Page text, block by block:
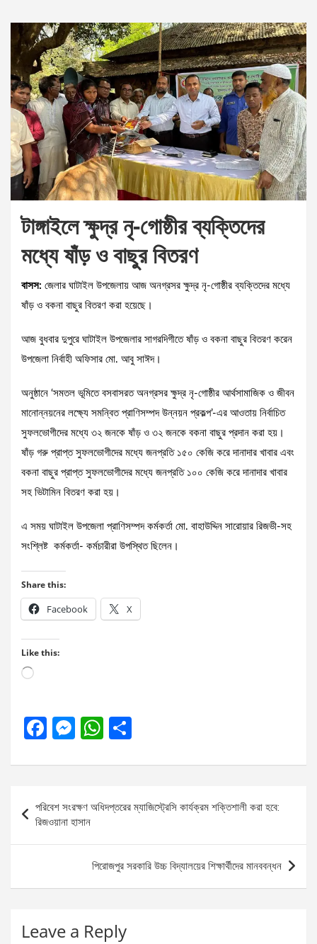
টাঙ্গাইলে ক্ষুদ্র নৃ-গোষ্ঠীর ব্যক্তিদের
মধ্যে ষাঁড় ও বাছুর বিতরণ
বাসস: জেলার ঘাটাইল উপজেলায় আজ অনগ্রসর ক্ষুদ্র নৃ-গোষ্ঠীর ব্যক্তিদের মধ্যে
ষাঁড় ও বকনা বাছুর বিতরণ করা হয়েছে।
আজ বুধবার দুপুরে ঘাটাইল উপজেলার সাগরদিগীতে ষাঁড় ও বকনা বাছুর বিতরণ করেন
উপজেলা নির্বাহী অফিসার মো. আবু সাঈদ।
অনুষ্ঠানে ‘সমতল ভূমিতে বসবাসরত অনগ্রসর ক্ষুদ্র নৃ-গোষ্ঠীর আর্থসামাজিক ও জীবন
মানোন্নয়নের লক্ষ্যে সমন্বিত প্রাণিসম্পদ উন্নয়ন প্রকল্প’-এর আওতায় নির্বাচিত
সুফলভোগীদের মধ্যে ৩২ জনকে ষাঁড় ও ৩২ জনকে বকনা বাছুর প্রদান করা হয়।
ষাঁড় গরু প্রাপ্ত সুফলভোগীদের মধ্যে জনপ্রতি ১৫০ কেজি করে দানাদার খাবার এবং
বকনা বাছুর প্রাপ্ত সুফলভোগীদের মধ্যে জনপ্রতি ১০০ কেজি করে দানাদার খাবার
সহ ভিটামিন বিতরণ করা হয়।
এ সময় ঘাটাইল উপজেলা প্রাণিসম্পদ কর্মকর্তা মো. বাহাউদ্দিন সারোয়ার রিজভী-সহ
সংশ্লিষ্ট কর্মকর্তা- কর্মচারীরা উপস্থিত ছিলেন।
Share this:
Facebook X
Like this:
Loading…
F
ce
o
o
M
se
g
er
W
at
A
p
p
ar
Post
navigation
পরিবেশ সংরক্ষণ অধিদপ্তরের ম্যাজিস্ট্রেসি কার্যক্রম শক্তিশালী করা হবে:
রিজওয়ানা হাসান
পিরোজপুর সরকারি উচ্চ বিদ্যালয়ের শিক্ষার্থীদের মানববন্ধন
Leave a Reply